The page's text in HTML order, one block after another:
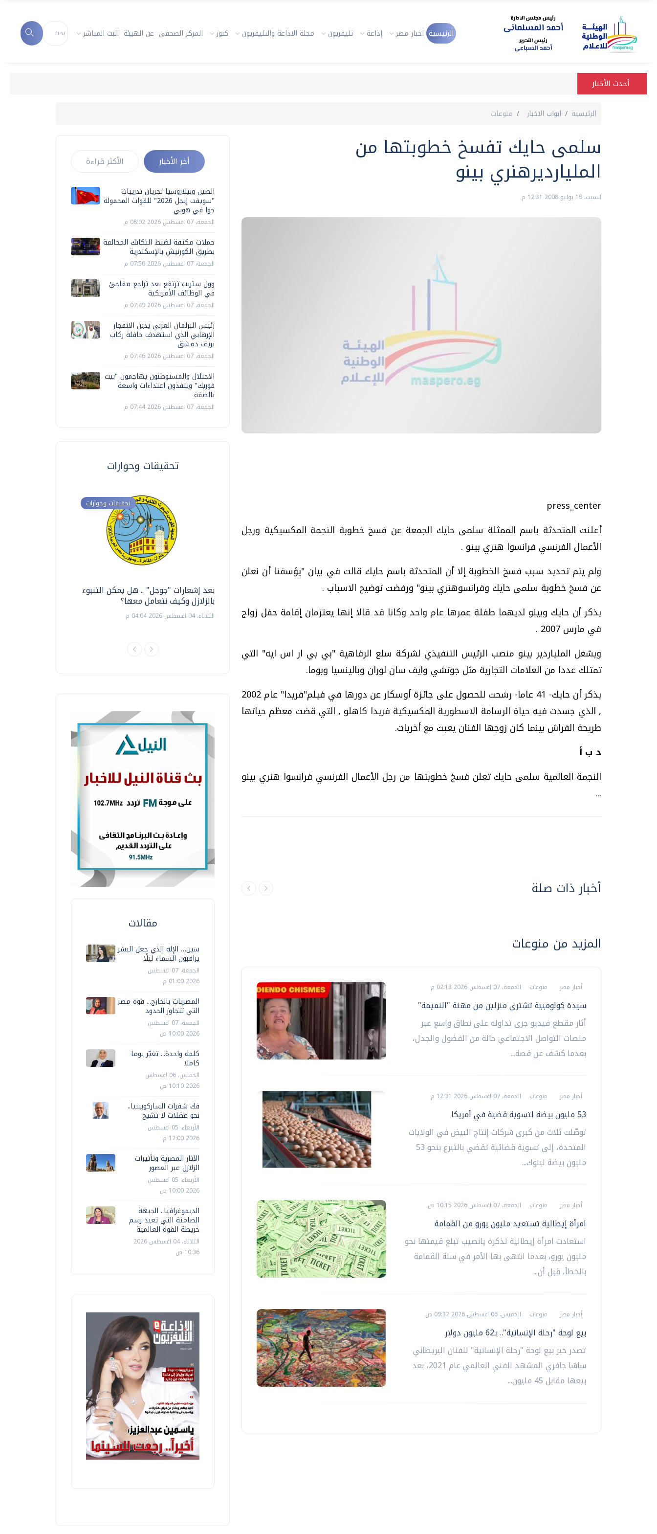
الرئيسية اخبار مصر إذاعة تليفزيون مجلة الاذاعة والتليفزيون كنوز المركز الصحفى عن الهيئة البث المباشر
أحدث الأخبار
الرئيسية ابواب الاخبار منوعات
سلمى حايك تفسخ خطوبتها من
المليارديرهنري بينو
السبت، 19 يوليو 2008 12:31 م
press_center
أعلنت المتحدثة باسم الممثلة سلمى حايك الجمعة عن فسخ خطوبة النجمة المكسيكية ورجل
الأعمال الفرنسي فرانسوا هنري بينو .
ولم يتم تحديد سبب فسخ الخطوبة إلا أن المتحدثة باسم حايك قالت في بيان "يؤسفنا أن نعلن
عن فسخ خطوبة سلمى حايك وفرانسوهنري بينو" ورفضت توضيح الاسباب .
يذكر أن حايك وبينو لديهما طفلة عمرها عام واحد وكانا قد قالا إنها يعتزمان إقامة حفل زواج
في مارس 2007 .
ويشغل الملياردير بينو منصب الرئيس التنفيذي لشركة سلع الرفاهية "بي بي ار اس ايه" التي
تمتلك عددا من العلامات التجارية مثل جوتشي وايف سان لوران وبالينسيا وبوما.
يذكر أن حايك- 41 عاما- رشحت للحصول على جائزة أوسكار عن دورها في فيلم"فريدا" عام 2002
, الذي جسدت فيه حياة الرسامة الاسطورية المكسيكية فريدا كاهلو , التي قضت معظم حياتها
طريحة الفراش بينما كان زوجها الفنان يعبث مع أخريات.
د ب أ
النجمة العالمية سلمى حايك تعلن فسخ خطوبتها من رجل الأعمال الفرنسي فرانسوا هنري بينو
...
أخبار ذات صلة
المزيد من منوعات
أخبار مصر منوعات الجمعة، 07 اغسطس 2026 02:13 م
سيدة كولومبية تشترى منزلين من مهنة "النميمة"
أثار مقطع فيديو جرى تداوله على نطاق واسع عبر
منصات التواصل الاجتماعي حالة من الفضول والجدل،
بعدما كشف عن قصة...
أخبار مصر منوعات الجمعة، 07 اغسطس 2026 12:31 م
53 مليون بيضة لتسوية قضية في أمريكا
توصّلت ثلاث من كبرى شركات إنتاج البيض في الولايات
المتحدة، إلى تسوية قضائية تقضي بالتبرع بنحو 53
مليون بيضة لبنوك...
أخبار مصر منوعات الجمعة، 07 اغسطس 2026 10:15 ص
امرأة إيطالية تستعيد مليون يورو من القمامة
استعادت امرأة إيطالية تذكرة يانصيب تبلغ قيمتها نحو
مليون يورو، بعدما انتهى بها الأمر في سلة القمامة
بالخطأ، قبل أن...
أخبار مصر منوعات الخميس، 06 اغسطس 2026 09:32 ص
بيع لوحة "رحلة الإنسانية".. بـ62 مليون دولار
تصدر خبر بيع لوحة "رحلة الإنسانية" للفنان البريطاني
ساشا جافري المشهد الفني العالمي عام 2021، بعد
بيعها مقابل 45 مليون...
أخر الأخبار الأكثر قراءة
الصين وبيلاروسيا تجريان تدريبات
"سويفت إيجل 2026" للقوات المحمولة
جوا في هوبي
الجمعة، 07 اغسطس 2026 08:02 م
حملات مكثفة لضبط التكاتك المخالفة
بطريق الكورنيش بالإسكندرية
الجمعة، 07 اغسطس 2026 07:50 م
وول ستريت ترتفع بعد تراجع مفاجئ
في الوظائف الأمريكية
الجمعة، 07 اغسطس 2026 07:49 م
رئيس البرلمان العربي يدين الانفجار
الإرهابي الذي استهدف حافلة ركاب
بريف دمشق
الجمعة، 07 اغسطس 2026 07:46 م
الاحتلال والمستوطنون يهاجمون "بيت
فوريك" وينفذون اعتداءات واسعة
بالضفة
الجمعة، 07 اغسطس 2026 07:44 م
تحقيقات وحوارات
تحقيقات وحوارات
بعد إشعارات "جوجل" .. هل يمكن التنبوء
بالزلازل وكيف نتعامل معها؟
الثلاثاء، 04 اغسطس 2026 04:04 م
دليلك للتنسيق الجامعي .. تساؤلات
السبت، 01 اغسطس 2026 10:25 ص
فيديو.. الإعلام الرقمي.. تقنيات واعدة
الخميس، 30 يوليو 2026 01:09 م
تحقيقات وحوارات
موجات الطقس الساخنة.. لماذا تحدث وكيف
مقالات
سين… الإله الذي جعل البشر
يراقبون السماء ليلًا
الجمعة، 07 اغسطس
2026 01:00 م
المصريات بالخارج... قوة مصر
التي تتجاوز الحدود
الجمعة، 07 اغسطس
2026 10:00 ص
كلمة واحدة... تغيّر يوما
كاملا
الخميس، 06 اغسطس
2026 10:10 ص
فك شفرات الساركوبينيا..
نحو عضلات لا تشيخ
الأربعاء، 05 اغسطس
2026 12:00 م
الآثار المصرية وتأثيرات
الزلازل عبر العصور
الأربعاء، 05 اغسطس
2026 10:00 ص
الديموغرافيا.. الجبهة
الصامتة التي تعيد رسم
خريطة القوة العالمية
الثلاثاء، 04 اغسطس 2026
10:36 ص